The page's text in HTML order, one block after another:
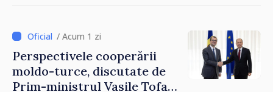
Reuniune la Moghiliov-
Podolsk
/ Acum 1 zi
Perspectivele cooperării
moldo-turce, discutate de
Prim-ministrul Vasile Tofan